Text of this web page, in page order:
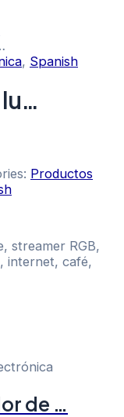
, Spanish
Productos
streamer RGB,
internet, café,
de …